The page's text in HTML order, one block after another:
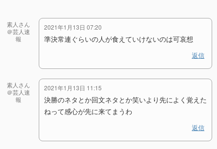
素人さん
＠芸人速
報
2021年1月13日 07:20
準決常連ぐらいの人が食えていけないのは可哀想
返信
素人さん
＠芸人速
報
2021年1月13日 11:15
決勝のネタとか回文ネタとか笑いより先によく覚えた
ねって感心が先に来てまうわ
返信